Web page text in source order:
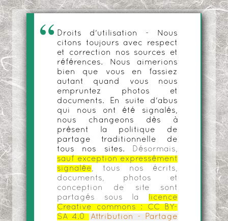
Droits d'utilisation - Nous
citons toujours avec respect
et correction nos sources et
références. Nous aimerions
bien que vous en fassiez
autant quand vous nous
empruntez photos et
documents. En suite d'abus
qui nous ont été signalés,
nous changeons dès à
présent la politique de
partage traditionnelle de
tous nos sites.
Désormais,
sauf exception expressément
signalée, tous nos écrits,
documents, photos et
conception de site sont
partagés sous la
licence
Creative commons :
CC BY-
SA 4.0
Attribution - Partage